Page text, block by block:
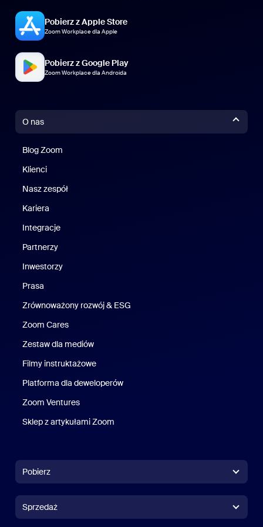
Pobierz z Apple Store
Zoom Workplace dla Apple
Pobierz z Google Play
Zoom Workplace dla Androida
O nas
Blog Zoom
Klienci
Nasz zespół
Kariera
Integracje
Partnerzy
Inwestorzy
Prasa
Zrównoważony rozwój & ESG
Zoom Cares
Zestaw dla mediów
Filmy instruktażowe
Platforma dla deweloperów
Zoom Ventures
Sklep z artykułami Zoom
Pobierz
Aplikacja Zoom RoomsAplikacja Zoom Rooms
Sprzedaż